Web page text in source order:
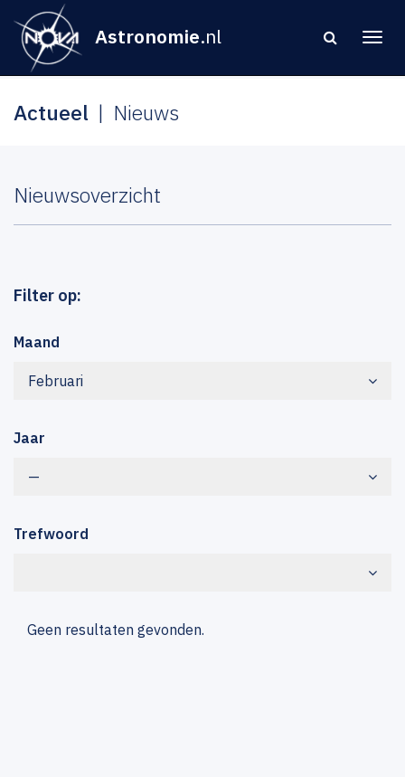
Astronomie.nl
Actueel Nieuws
Nieuwsoverzicht
Filter op:
Maand
Februari
Jaar
—
Trefwoord
Geen resultaten gevonden.